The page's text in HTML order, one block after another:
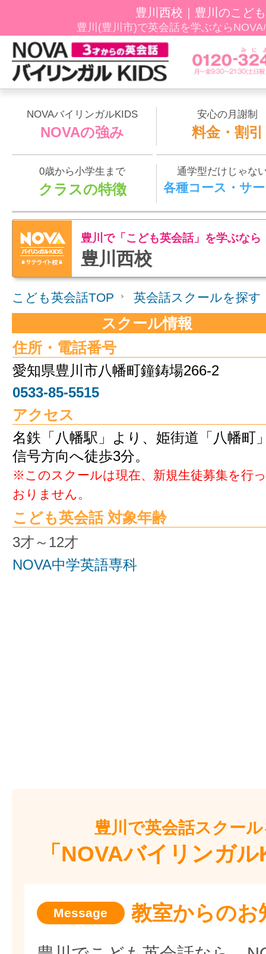
豊川西校｜豊川のこど
豊川(豊川市)で英会話を学ぶならNOVA
NOVAバイリンガルKIDS
NOVAの強み
安心の月謝制
料金・割引
0歳から小学生まで
クラスの特徴
通学型だけじゃな
各種コース・サ
豊川西校
豊川で「こども英会話」を学ぶなら
こども英会話TOP 英会話スクールを探す
スクール情報
住所・電話番号
愛知県豊川市八幡町鐘鋳場266-2
0533-85-5515
アクセス
名鉄「八幡駅」より、姫街道「八幡町
信号方向へ徒歩3分。
※このスクールは現在、新規生徒募集を行
おりません。
こども英会話 対象年齢
3才～12才
NOVA中学英語専科
豊川で英会話スクー
「NOVAバイリンガ
教室からのお